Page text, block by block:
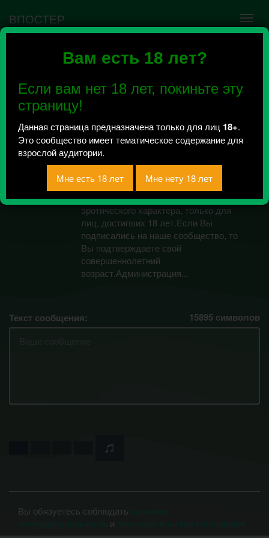
Вам есть 18 лет?
Если вам нет 18 лет, покиньте эту
страницу!
Данная страница предназначена только для лиц 18+.
Это сообщество имеет тематическое содержание для
взрослой аудитории.
ВПОСТЕР
Ошибка VK API #5
сообщества нужно авторизоваться на сервисе
повторно.
baby, you're sexy
Всего 0, за сегодня 0 сообщений
отправлено
Данная группа содержит материалы
эротического характера, только для
лиц, достигших 18 лет.Если Вы
подписались на наше сообщество, то
Вы подтверждаете свой
совершеннолетний
возраст.Администрация...
Текст сообщения: 15895 символов
Вы обязуетесь соблюдать
и